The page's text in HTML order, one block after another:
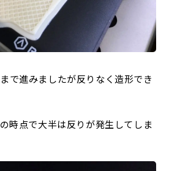
で進みましたが反りなく造形でき
時点で大半は反りが発生してしま